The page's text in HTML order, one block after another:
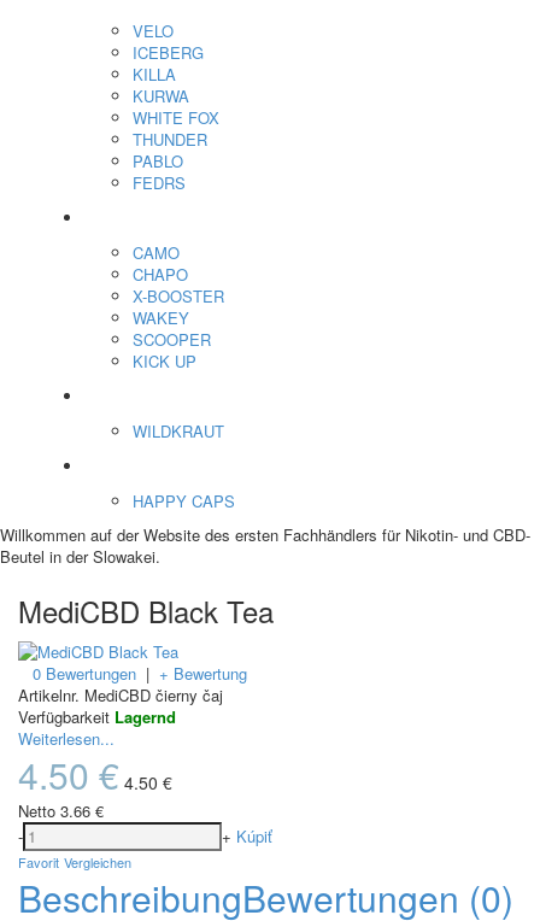
VELO
ICEBERG
KILLA
KURWA
WHITE FOX
THUNDER
PABLO
FEDRS
CAMO
CHAPO
X-BOOSTER
WAKEY
SCOOPER
KICK UP
WILDKRAUT
HAPPY CAPS
Willkommen auf der Website des ersten Fachhändlers für Nikotin- und CBD-
Beutel in der Slowakei.
MediCBD Black Tea
0 Bewertungen | + Bewertung
Artikelnr. MediCBD čierny čaj
Verfügbarkeit Lagernd
Weiterlesen...
4.50 € 4.50 €
Netto 3.66 €
-
+ Kúpiť
Favorit Vergleichen
BeschreibungBewertungen (0)